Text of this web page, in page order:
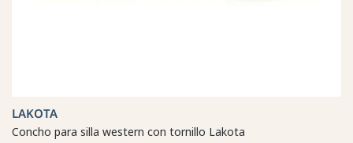
LAKOTA
Concho para silla western con tornillo Lakota